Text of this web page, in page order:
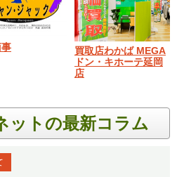
買取店わかば MEGA
ドン・キホーテ延岡
店
ットの最新コラム